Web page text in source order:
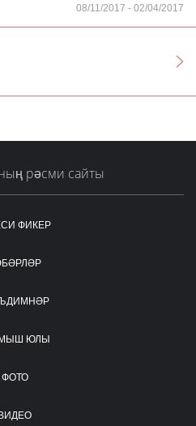
08/11/2017 - 02/04/2017
рәсми сайты
ФИКЕР
ЮЛЫ
ФОТО